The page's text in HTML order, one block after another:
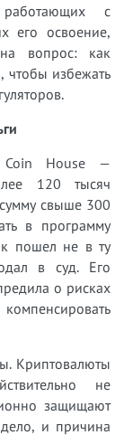
работающих с
его освоение,
вопрос: как
чтобы избежать
Coin House —
120 тысяч
свыше 300
в программу
пошел не в ту
в суд. Его
о рисках
Криптовалюты
не
защищают
и причина